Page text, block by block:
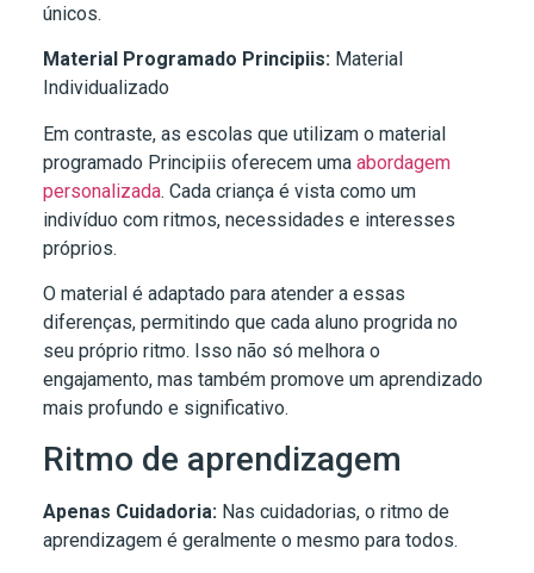
únicos.
Material Programado Principiis: Material
Individualizado
Em contraste, as escolas que utilizam o material
programado Principiis oferecem uma abordagem
personalizada. Cada criança é vista como um
indivíduo com ritmos, necessidades e interesses
próprios.
O material é adaptado para atender a essas
diferenças, permitindo que cada aluno progrida no
seu próprio ritmo. Isso não só melhora o
engajamento, mas também promove um aprendizado
mais profundo e significativo.
Ritmo de aprendizagem
Apenas Cuidadoria: Nas cuidadorias, o ritmo de
aprendizagem é geralmente o mesmo para todos.